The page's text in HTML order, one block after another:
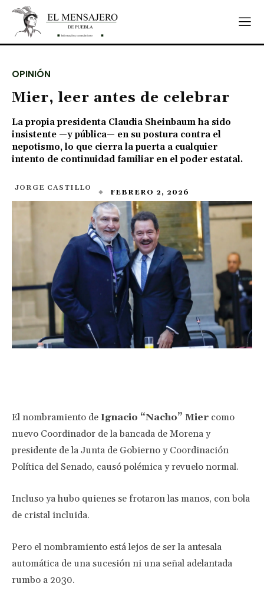
OPINIÓN
Mier, leer antes de celebrar
La propia presidenta Claudia Sheinbaum ha sido
insistente —y pública— en su postura contra el
nepotismo, lo que cierra la puerta a cualquier
intento de continuidad familiar en el poder estatal.
JORGE CASTILLO FEBRERO 2, 2026
El nombramiento de Ignacio “Nacho” Mier como
nuevo Coordinador de la bancada de Morena y
presidente de la Junta de Gobierno y Coordinación
Política del Senado, causó polémica y revuelo normal.
Incluso ya hubo quienes se frotaron las manos, con bola
de cristal incluida.
Pero el nombramiento está lejos de ser la antesala
automática de una sucesión ni una señal adelantada
rumbo a 2030.